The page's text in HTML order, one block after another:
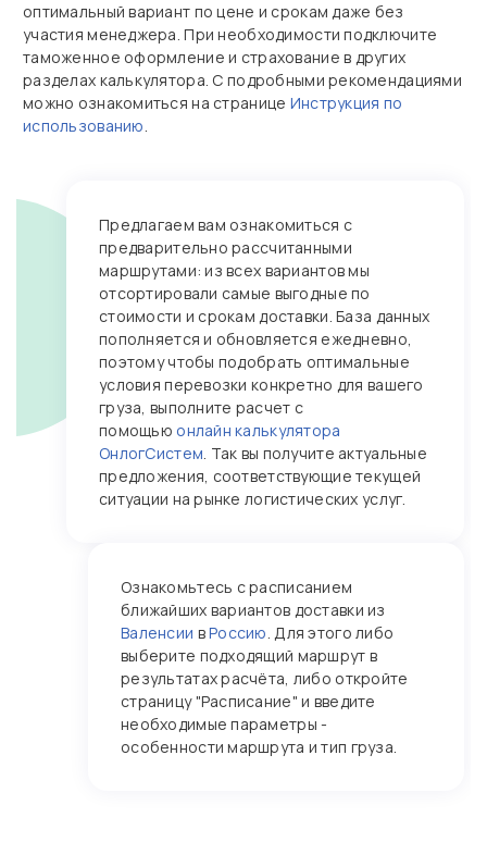
оптимальный вариант по цене и срокам даже без
участия менеджера. При необходимости подключите
таможенное оформление и страхование в других
разделах калькулятора. С подробными рекомендациями
можно ознакомиться на странице Инструкция по
использованию.
Предлагаем вам ознакомиться с
предварительно рассчитанными
маршрутами: из всех вариантов мы
отсортировали самые выгодные по
стоимости и срокам доставки. База данных
пополняется и обновляется ежедневно,
поэтому чтобы подобрать оптимальные
условия перевозки конкретно для вашего
груза, выполните расчет с
помощью онлайн калькулятора
ОнлогСистем. Так вы получите актуальные
предложения, соответствующие текущей
ситуации на рынке логистических услуг.
Ознакомьтесь с расписанием
ближайших вариантов доставки из
Валенсии вРоссию. Для этого либо
выберите подходящий маршрут в
результатах расчёта, либо откройте
страницу "Расписание" и введите
необходимые параметры -
особенности маршрута и тип груза.